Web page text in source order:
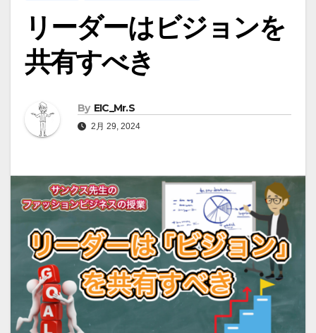
リーダーはビジョンを
共有すべき
By EIC_Mr.S
2月 29, 2024